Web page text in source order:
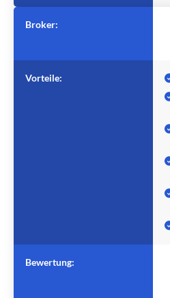
Broker:
Vorteile:
Bewertung: